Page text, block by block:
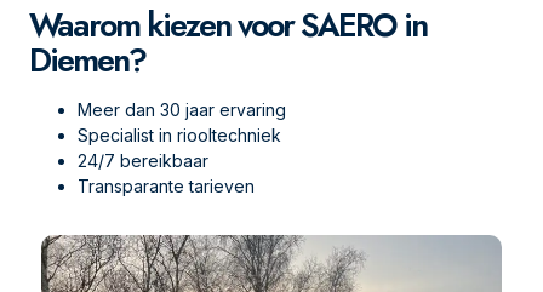
Waarom kiezen voor SAERO in
Diemen?
Meer dan 30 jaar ervaring
Specialist in riooltechniek
24/7 bereikbaar
Transparante tarieven